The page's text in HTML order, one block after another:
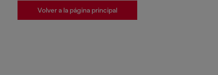
Volver a la página principal